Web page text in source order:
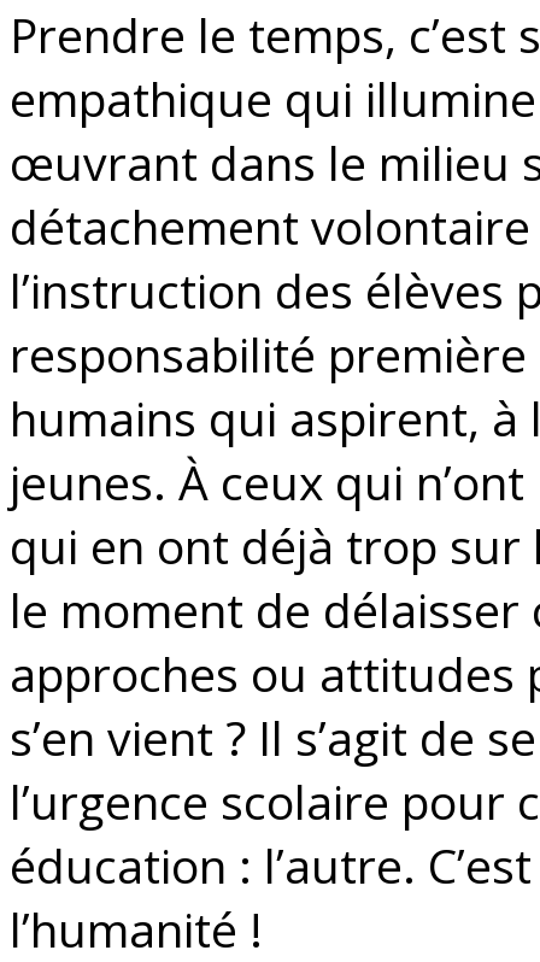
Prendre le temps, c’est
empathique qui
œuvrant dans le milieu
détachement
l’instruction des
responsabilité première
humains qui aspirent,
jeunes. À ceux qui
qui en ont déjà trop sur
le moment de
approches ou attitudes
s’en vient ? Il s’agit de
l’urgence scolaire pour
éducation : l’autre.
l’humanité !